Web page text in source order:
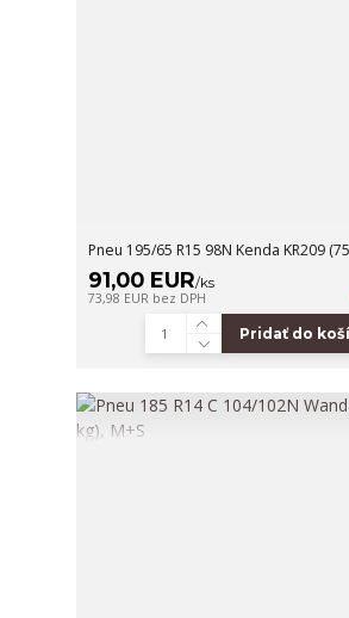
Pneu 195/65 R15 98N Kenda KR209
91,00 EUR/ks
73,98 EUR bez DPH
Pridať do